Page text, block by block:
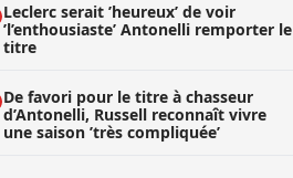
Leclerc serait ’heureux’ de voir
’l’enthousiaste’ Antonelli remporter le
titre
De favori pour le titre à chasseur
d’Antonelli, Russell reconnaît vivre
une saison ’très compliquée’